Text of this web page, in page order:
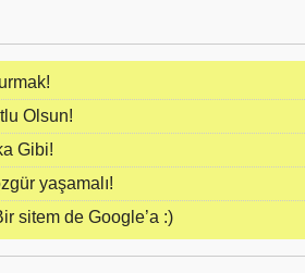
Olsun!
Gibi!
yaşamalı!
sitem de Google’a :)